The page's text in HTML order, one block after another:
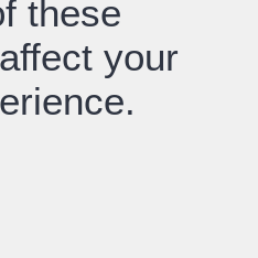
these
your